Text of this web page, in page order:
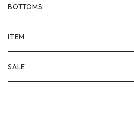
BOTTOMS
SHORTS
PANTS
ITEM
SALE